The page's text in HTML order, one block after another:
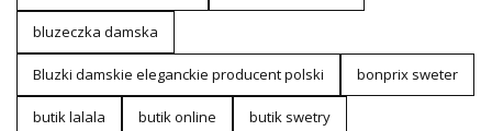
bluzeczka damska
Bluzki damskie eleganckie producent polski bonprix sweter
butik lalala butik online butik swetry